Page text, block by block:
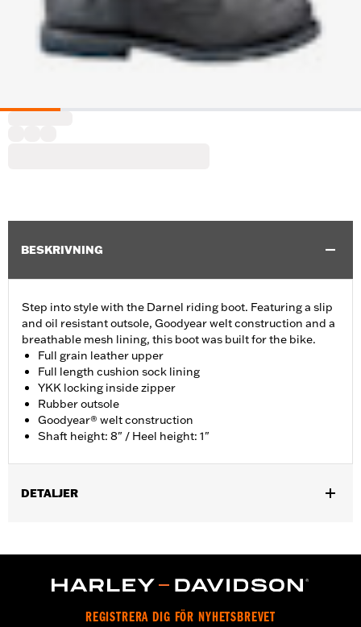
BESKRIVNING
Step into style with the Darnel riding boot. Featuring a slip
and oil resistant outsole, Goodyear welt construction and a
breathable mesh lining, this boot was built for the bike.
Full grain leather upper
Full length cushion sock lining
YKK locking inside zipper
Rubber outsole
Goodyear® welt construction
Shaft height: 8" / Heel height: 1"
DETALJER
Functional Features:Welt Construction
www.h-d.com/warrantyfor full details
Imported
REGISTRERA DIG FÖR NYHETSBREVET